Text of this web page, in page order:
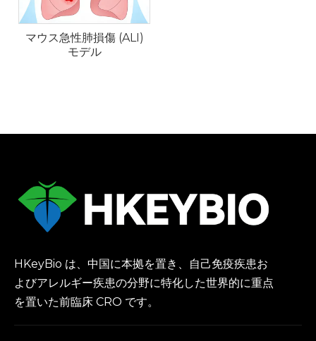
マウス急性肺損傷 (ALI)
モデル
HKeyBio は、中国に本拠を置き、自己免疫疾患お
よびアレルギー疾患の分野に特化した世界的に重点
を置いた前臨床 CRO です。